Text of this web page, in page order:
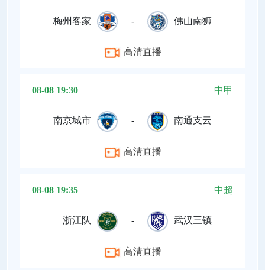
梅州客家 - 佛山南狮
高清直播
08-08 19:30 中甲
南京城市 - 南通支云
高清直播
08-08 19:35 中超
浙江队 - 武汉三镇
高清直播